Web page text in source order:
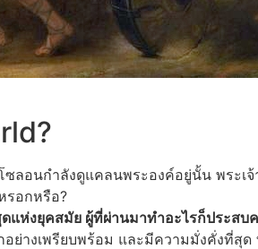
อนกำลังดูแคลนพระองค์อยู่นั้น พระเ
รอกหรือ?
ห่งยุคสมัย ผู้ที่ผ่านมาทำอะไรก็ประส
งเพรียบพร้อม และมีความมั่งคั่งที่สุด